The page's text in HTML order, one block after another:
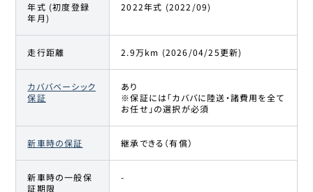
年式 (初度登録
年月)
2022年式 (2022/09)
走行距離 2.9万km (2026/04/25更新)
カババベーシック
保証
あり
※保証には「カババに陸送・諸費用を全て
お任せ」の選択が必須
新車時の保証 継承できる（有償）
新車時の一般保
証期限
-